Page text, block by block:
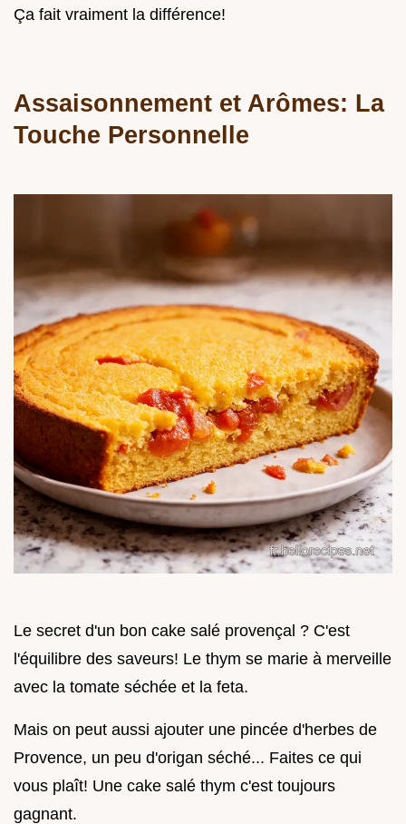
Ça fait vraiment la différence!
Assaisonnement et Arômes: La
Touche Personnelle
Le secret d'un bon cake salé provençal ? C'est
l'équilibre des saveurs! Le thym se marie à merveille
avec la tomate séchée et la feta.
Mais on peut aussi ajouter une pincée d'herbes de
Provence, un peu d'origan séché... Faites ce qui
vous plaît! Une cake salé thym c'est toujours
gagnant.